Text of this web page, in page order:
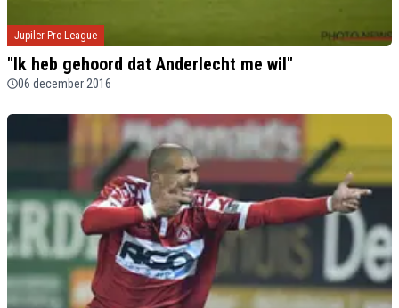
Jupiler Pro League
"Ik heb gehoord dat Anderlecht me wil"
06 december 2016